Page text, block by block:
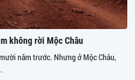
không rời Mộc Châu
năm trước. Nhưng ở Mộc Châu,